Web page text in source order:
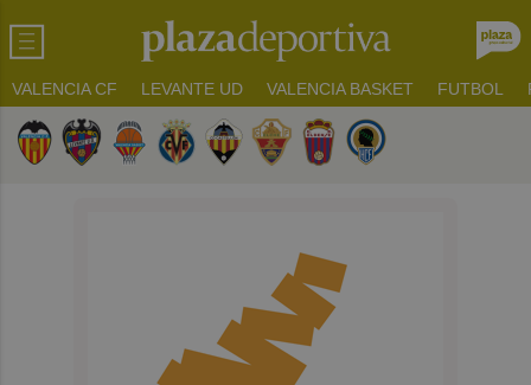
VALENCIA CF LEVANTE UD VALENCIA BASKET FUTBOL